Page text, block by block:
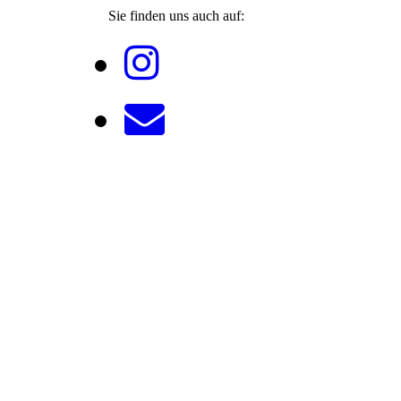
Sie finden uns auch auf: